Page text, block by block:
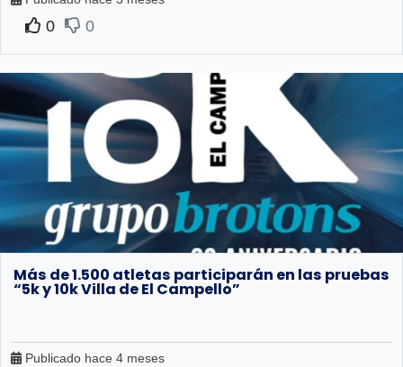
0 0
Más de 1.500 atletas participarán en las pruebas
“5k y 10k Villa de El Campello”
Publicado hace 4 meses